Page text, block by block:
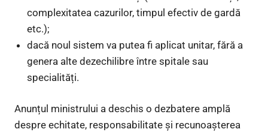
complexitatea cazurilor, timpul efectiv de gardă
etc.);
dacă noul sistem va putea fi aplicat unitar, fără a
genera alte dezechilibre între spitale sau
specialități.
Anunțul ministrului a deschis o dezbatere amplă
despre echitate, responsabilitate și recunoașterea